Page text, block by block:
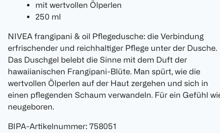
mit wertvollen Ölperlen
250 ml
NIVEA frangipani & oil Pflegedusche: die Verbindung
erfrischender und reichhaltiger Pflege unter der Dusche.
Das Duschgel belebt die Sinne mit dem Duft der
hawaiianischen Frangipani-Blüte. Man spürt, wie die
wertvollen Ölperlen auf der Haut zergehen und sich in
einen pflegenden Schaum verwandeln. Für ein Gefühl
neugeboren.
BIPA-Artikelnummer: 758051